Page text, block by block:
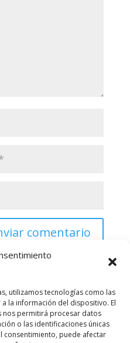
utilizamos tecnologías como las
la información del dispositivo. El
nos permitirá procesar datos
o las identificaciones únicas
consentimiento, puede afectar